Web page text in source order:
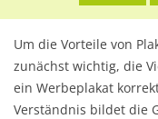
Um die Vorteile von
zunächst wichtig, die
ein Werbeplakat
Verständnis bildet die